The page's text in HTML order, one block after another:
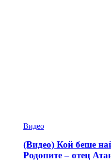
Видео
(Видео) Кой беше
Родопите – отец